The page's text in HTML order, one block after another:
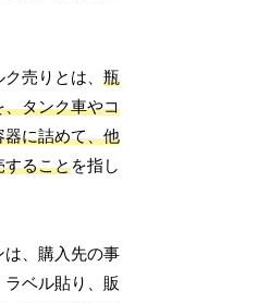
ク売りとは、瓶
、タンク車やコ
器に詰めて、他
することを指し
は、購入先の事
ベル貼り、販